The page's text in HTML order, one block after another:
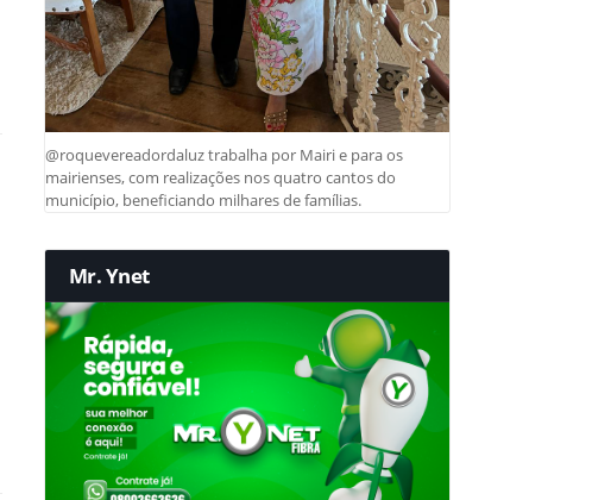
@roquevereadordaluz trabalha por Mairi e para os
mairienses, com realizações nos quatro cantos do
município, beneficiando milhares de famílias.
Mr. Ynet